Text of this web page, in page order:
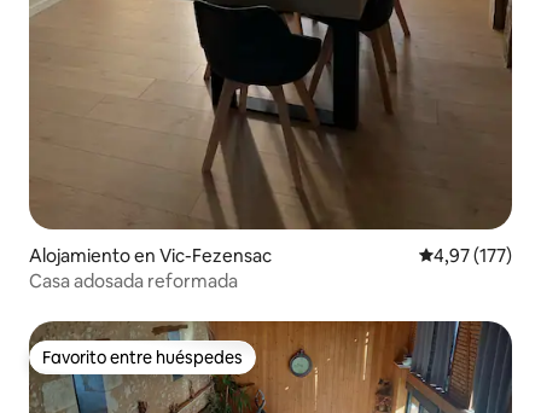
Alojamiento en Vic-Fezensac Calificación
4,97 (177)
Casa adosada reformada
Favorito entre huéspedes
Favorito entre huéspedes